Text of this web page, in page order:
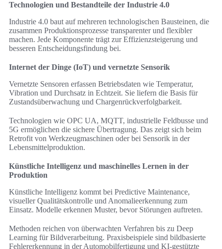
Technologien und Bestandteile der Industrie 4.0
Industrie 4.0 baut auf mehreren technologischen Bausteinen, die
zusammen Produktionsprozesse transparenter und flexibler
machen. Jede Komponente trägt zur Effizienzsteigerung und
besseren Entscheidungsfindung bei.
Internet der Dinge (IoT) und vernetzte Sensorik
Vernetzte Sensoren erfassen Betriebsdaten wie Temperatur,
Vibration und Durchsatz in Echtzeit. Sie liefern die Basis für
Zustandsüberwachung und Chargenrückverfolgbarkeit.
Technologien wie OPC UA, MQTT, industrielle Feldbusse und
5G ermöglichen die sichere Übertragung. Das zeigt sich beim
Retrofit von Werkzeugmaschinen oder bei Sensorik in der
Lebensmittelproduktion.
Künstliche Intelligenz und maschinelles Lernen in der
Produktion
Künstliche Intelligenz kommt bei Predictive Maintenance,
visueller Qualitätskontrolle und Anomalieerkennung zum
Einsatz. Modelle erkennen Muster, bevor Störungen auftreten.
Methoden reichen von überwachten Verfahren bis zu Deep
Learning für Bildverarbeitung. Praxisbeispiele sind bildbasierte
Fehlererkennung in der Automobilfertigung und KI-gestützte